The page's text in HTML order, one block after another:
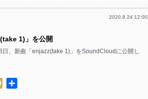
2020.8.24 12:00
1)」を公開
、新曲「enjazz(take 1)」をSoundCloudに公開し
Mixi